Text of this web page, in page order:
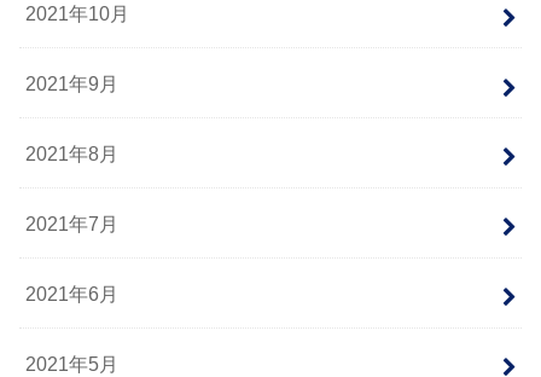
2021年10月
2021年9月
2021年8月
2021年7月
2021年6月
2021年5月